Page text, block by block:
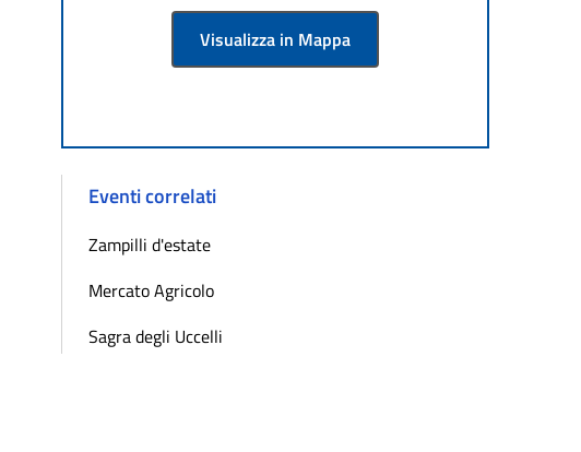
Visualizza in Mappa
Eventi correlati
Zampilli d'estate
Mercato Agricolo
Sagra degli Uccelli